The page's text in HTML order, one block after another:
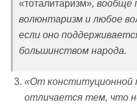
«тоталитаризм», вообще
волюнтаризм и любое
если оно
большинством народа.
«От конституционной
отличается тем, что